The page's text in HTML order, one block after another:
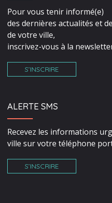
Pour vous tenir informé(e)
des dernières actualités et
de votre ville,
inscrivez-vous à la
S’INSCRIRE
ALERTE SMS
Recevez les informations
ville sur votre téléphone
S’INSCRIRE